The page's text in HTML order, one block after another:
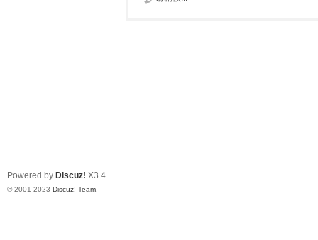
Powered by Discuz! X3.4
© 2001-2023 Discuz! Team